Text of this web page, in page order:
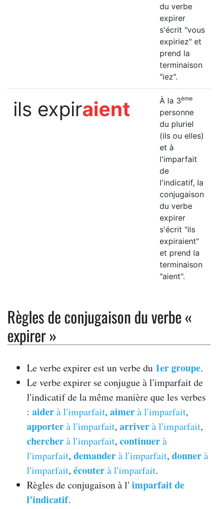
du verbe
expirer
s'écrit "vous
expiriez" et
prend la
terminaison
"iez".
ils expiraient À la 3ème
personne
du pluriel
(ils ou elles)
et à
l'imparfait
de
l'indicatif, la
conjugaison
du verbe
expirer
s'écrit "ils
expiraient"
et prend la
terminaison
"aient".
Règles de conjugaison du verbe «
expirer »
Le verbe expirer est un verbe du 1er groupe.
Le verbe expirer se conjugue à l'imparfait de
l'indicatif de la même manière que les verbes
: aiderà l'imparfait, aimerà l'imparfait,
apporterà l'imparfait, arriverà l'imparfait,
chercherà l'imparfait, continuerà
l'imparfait, demanderà l'imparfait, donnerà
l'imparfait, écouterà l'imparfait.
Règles de conjugaison à l' imparfait de
l'indicatif.